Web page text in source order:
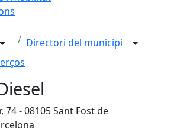
Directori del municipi
74 - 08105 Sant Fost de